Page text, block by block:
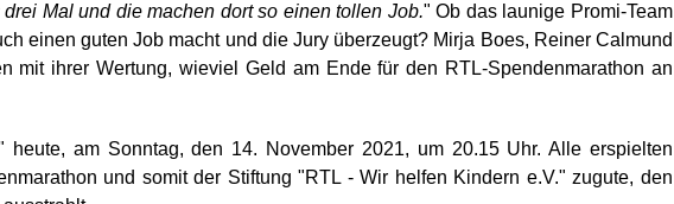
Mal und die machen dort so einen tollen Job." Ob das launige Promi-Team
einen guten Job macht und die Jury überzeugt? Mirja Boes, Reiner Calmund
mit ihrer Wertung, wieviel Geld am Ende für den RTL-Spendenmarathon an
am Sonntag, den 14. November 2021, um 20.15 Uhr. Alle erspielten
und somit der Stiftung "RTL - Wir helfen Kindern e.V." zugute, den